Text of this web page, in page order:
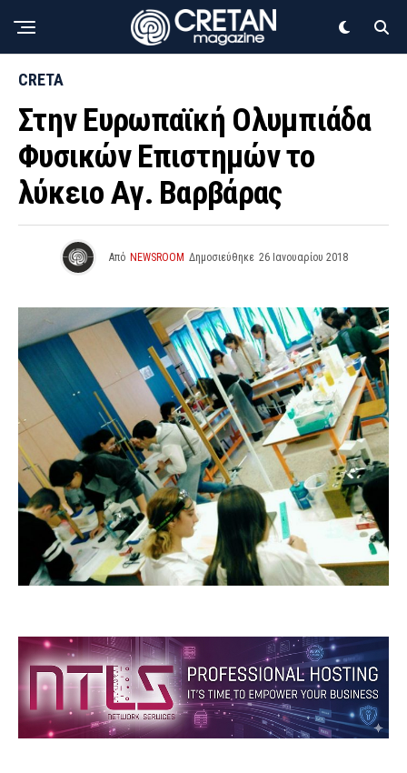
CRETA
Στην Ευρωπαϊκή Ολυμπιάδα
Φυσικών Επιστημών το
λύκειο Αγ. Βαρβάρας
Από NEWSROOM Δημοσιεύθηκε 26 Ιανουαρίου 2018